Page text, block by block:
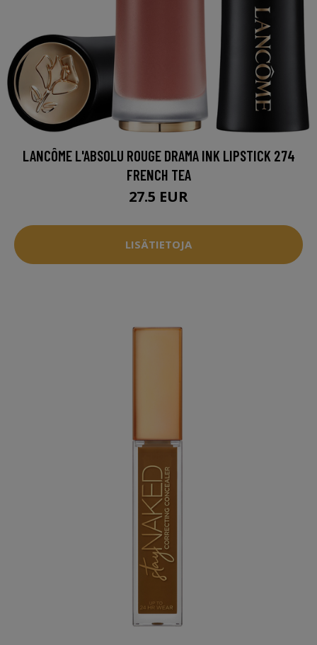
LANCÔME L'ABSOLU ROUGE DRAMA INK LIPSTICK 274
FRENCH TEA
27.5 EUR
LISÄTIETOJA